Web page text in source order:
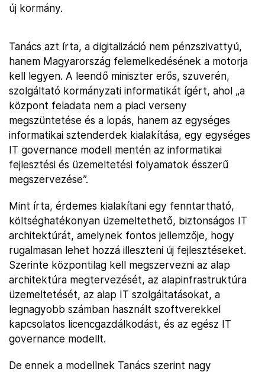
új kormány.
Tanács azt írta, a digitalizáció nem pénzszivattyú,
hanem Magyarország felemelkedésének a motorja
kell legyen. A leendő miniszter erős, szuverén,
szolgáltató kormányzati informatikát ígért, ahol „a
központ feladata nem a piaci verseny
megszüntetése és a lopás, hanem az egységes
informatikai sztenderdek kialakítása, egy egységes
IT governance modell mentén az informatikai
fejlesztési és üzemeltetési folyamatok ésszerű
megszervezése”.
Mint írta, érdemes kialakítani egy fenntartható,
költséghatékonyan üzemeltethető, biztonságos IT
architektúrát, amelynek fontos jellemzője, hogy
rugalmasan lehet hozzá illeszteni új fejlesztéseket.
Szerinte központilag kell megszervezni az alap
architektúra megtervezését, az alapinfrastruktúra
üzemeltetését, az alap IT szolgáltatásokat, a
legnagyobb számban használt szoftverekkel
kapcsolatos licencgazdálkodást, és az egész IT
governance modellt.
De ennek a modellnek Tanács szerint nagy